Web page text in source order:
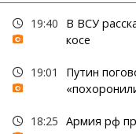
19:40
В ВСУ
косе
19:01
Путин
18:25 Армия рф